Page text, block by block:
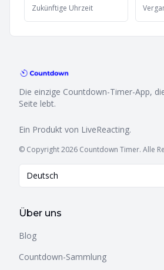
Zukünftige Uhrzeit
Die einzige Countdown-Timer-App,
Seite lebt.
Ein Produkt von LiveReacting.
© Copyright 2026 Countdown Timer. Alle
Deutsch
Über uns
Blog
Countdown-Sammlung